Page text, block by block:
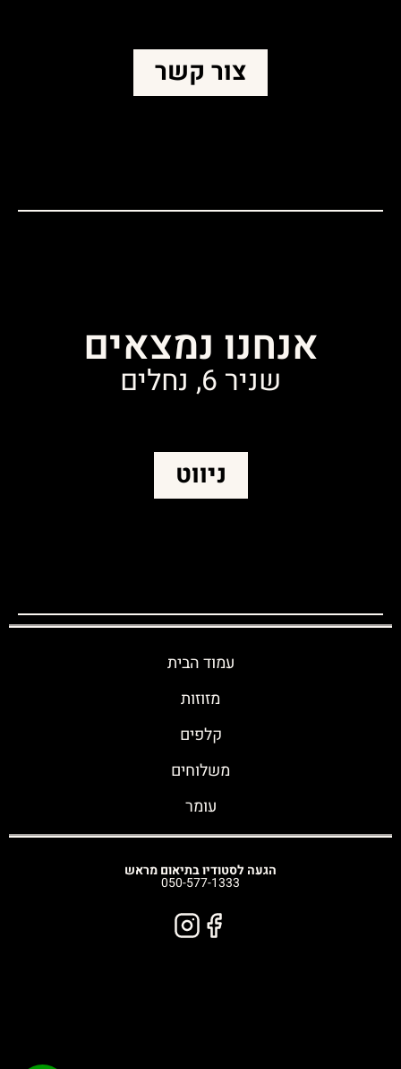
צור קשר
אנחנו נמצאים
שניר 6, נחלים
ניווט
עמוד הבית
מזוזות
קלפים
משלוחים
עומר
הגעה לסטודיו בתיאום מראש
050-577-1333